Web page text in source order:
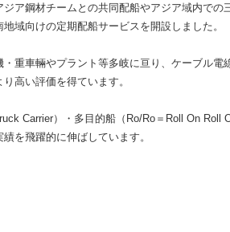
ア鋼材チームとの共同配船やアジア域内での
域向けの定期配船サービスを開設しました。
重車輛やプラント等多岐に亘り、ケーブル電
高い評価を得ています。
Carrier）・多目的船（Ro/Ro＝Roll On Roll
を飛躍的に伸ばしています。